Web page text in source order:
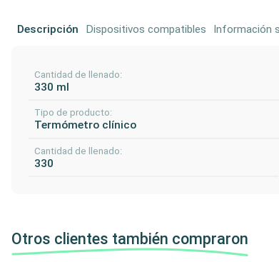
Descripción Dispositivos compatibles Información
Cantidad de llenado:
330 ml
Tipo de producto:
Termómetro clínico
Cantidad de llenado:
330
Otros clientes también compraron